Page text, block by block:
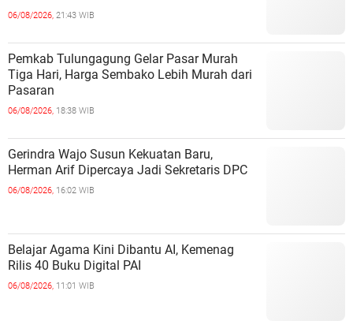
06/08/2026, 21:43 WIB
Pemkab Tulungagung Gelar Pasar Murah
Tiga Hari, Harga Sembako Lebih Murah dari
Pasaran
06/08/2026, 18:38 WIB
Gerindra Wajo Susun Kekuatan Baru,
Herman Arif Dipercaya Jadi Sekretaris DPC
06/08/2026, 16:02 WIB
Belajar Agama Kini Dibantu AI, Kemenag
Rilis 40 Buku Digital PAI
06/08/2026, 11:01 WIB